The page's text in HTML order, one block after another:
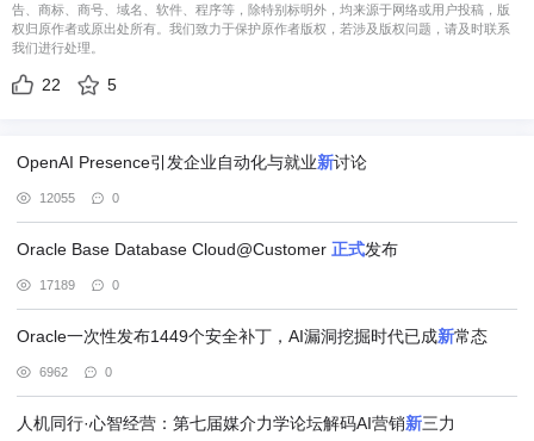
告、商标、商号、域名、软件、程序等，除特别标明外，均来源于网络或用户投稿，版
权归原作者或原出处所有。我们致力于保护原作者版权，若涉及版权问题，请及时联系
我们进行处理。
22 5
OpenAI Presence引发企业自动化与就业新讨论
12055 0
Oracle Base Database Cloud@Customer 正式发布
17189 0
Oracle一次性发布1449个安全补丁，AI漏洞挖掘时代已成新常态
6962 0
人机同行·心智经营：第七届媒介力学论坛解码AI营销新三力